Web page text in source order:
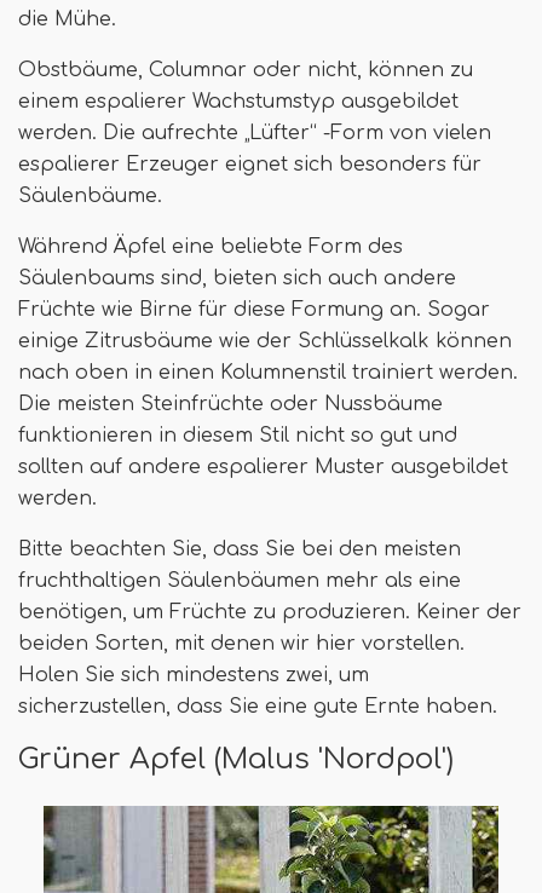
die Mühe.
Obstbäume, Columnar oder nicht, können zu
einem espalierer Wachstumstyp ausgebildet
werden. Die aufrechte „Lüfter“ -Form von vielen
espalierer Erzeuger eignet sich besonders für
Säulenbäume.
Während Äpfel eine beliebte Form des
Säulenbaums sind, bieten sich auch andere
Früchte wie Birne für diese Formung an. Sogar
einige Zitrusbäume wie der Schlüsselkalk können
nach oben in einen Kolumnenstil trainiert werden.
Die meisten Steinfrüchte oder Nussbäume
funktionieren in diesem Stil nicht so gut und
sollten auf andere espalierer Muster ausgebildet
werden.
Bitte beachten Sie, dass Sie bei den meisten
fruchthaltigen Säulenbäumen mehr als eine
benötigen, um Früchte zu produzieren. Keiner der
beiden Sorten, mit denen wir hier vorstellen.
Holen Sie sich mindestens zwei, um
sicherzustellen, dass Sie eine gute Ernte haben.
Grüner Apfel (Malus 'Nordpol')